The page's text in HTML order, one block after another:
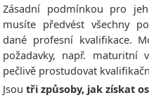
Zásadní podmínkou pro
musíte předvést všechny
dané profesní kvalifikace.
požadavky, např. maturitní
pečlivě prostudovat
Jsou tři způsoby, jak získat